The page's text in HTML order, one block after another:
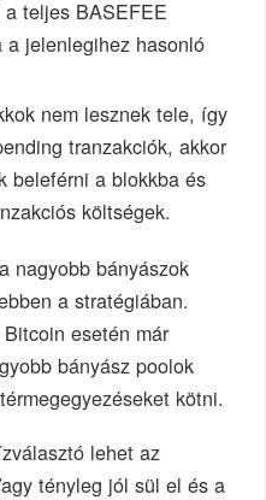
teljes BASEFEE
jelenlegihez hasonló
nem lesznek tele, így
tranzakciók, akkor
beleférni a blokkba és
költségek.
nagyobb bányászok
a stratégiában.
esetén már
bányász poolok
kötni.
lehet az
tényleg jól sül el és a